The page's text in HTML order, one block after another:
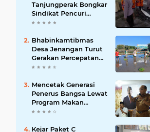
Tanjungperak Bongkar
Sindikat Pencuri
Belasan Unit AC,
Diamankan
Bhabinkamtibmas
Desa Jenangan Turut
Gerakan Percepatan
Tanam, Polri Siap
Pangan Kabupaten
Ponorogo
Mencetak Generasi
Penerus Bangsa Lewat
Program Makan
Bergizi Gratis
Kejar Paket C